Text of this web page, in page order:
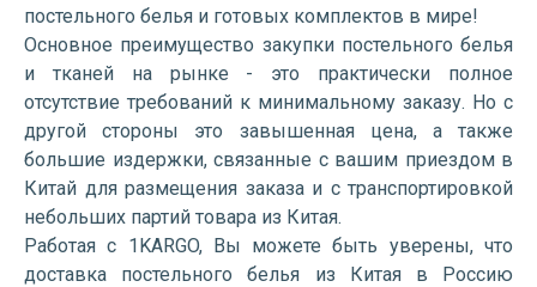
постельного белья и готовых комплектов в мире!
Основное преимущество закупки постельного белья
и тканей на рынке - это практически полное
отсутствие требований к минимальному заказу. Но с
другой стороны это завышенная цена, а также
большие издержки, связанные с вашим приездом в
Китай для размещения заказа и с транспортировкой
небольших партий товара из Китая.
Работая с 1KARGO, Вы можете быть уверены, что
доставка постельного белья из Китая в Россию